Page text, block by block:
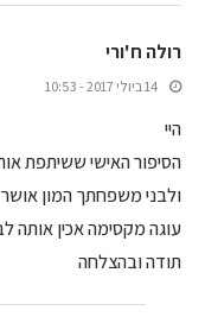
רולה ח'ורי
14 ביולי 2017 - 10:53
היי
הסיפור האישי ששיתפת
ולבני משפחתך המון
עוגה מקסימה אכין אותה
תודה ובהצלחה